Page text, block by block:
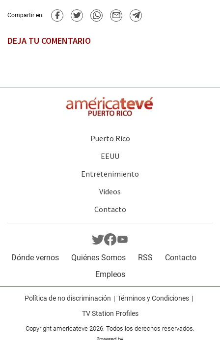
Compartir en:
DEJA TU COMENTARIO
Puerto Rico
EEUU
Entretenimiento
Videos
Contacto
Dónde vernos Quiénes Somos RSS
Contacto
Empleos
Política de no discriminación
Términos y Condiciones
TV Station Profiles
Copyright americateve 2026. Todos los derechos reservados.